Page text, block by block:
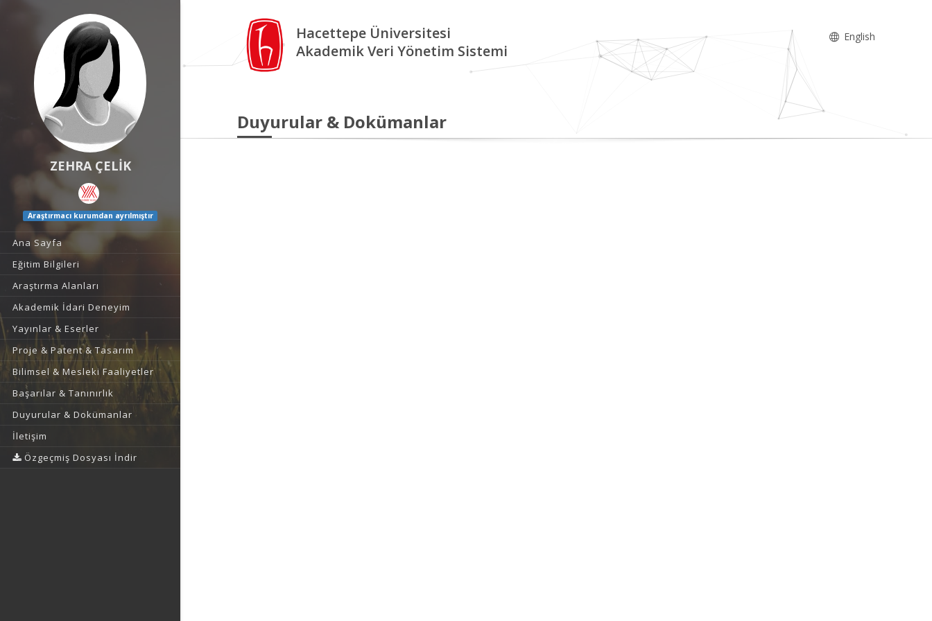
ZEHRA ÇELİK
Araştırmacı kurumdan ayrılmıştır
Ana Sayfa
Eğitim Bilgileri
Araştırma Alanları
Akademik İdari Deneyim
Yayınlar & Eserler
Proje & Patent & Tasarım
Bilimsel & Mesleki Faaliyetler
Başarılar & Tanınırlık
Duyurular & Dokümanlar
İletişim
Özgeçmiş Dosyası İndir
Hacettepe Üniversitesi
Akademik Veri Yönetim Sistemi
English
Duyurular & Dokümanlar